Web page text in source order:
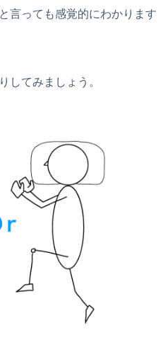
言っても感覚的にわかります
してみましょう。